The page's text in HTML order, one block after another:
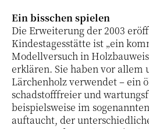
Ein bisschen spielen
Die Erweiterung der 2003
Kindestagesstätte ist „ein
Modellversuch in
erklären. Sie haben vor allem
Lärchenholz verwendet – ein
schadstofffreier und
beispielsweise im
auftaucht, der